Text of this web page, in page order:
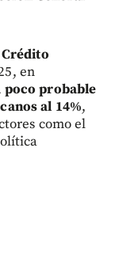
en
poco probable
al 14%,
como el